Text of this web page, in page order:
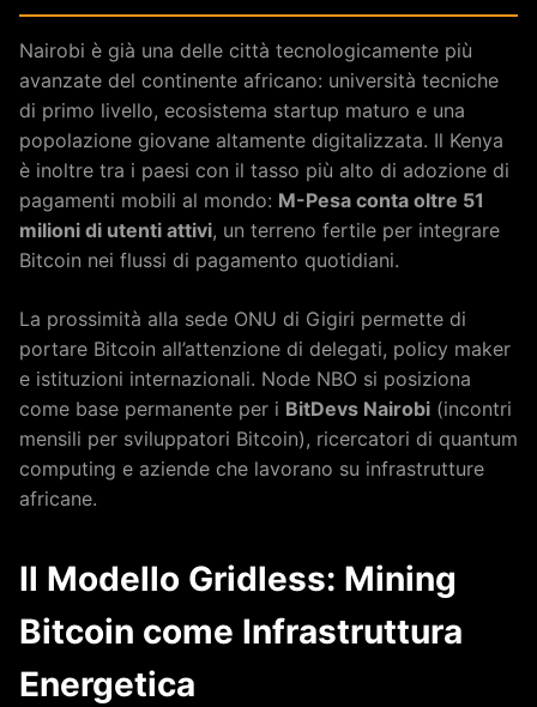
Nairobi è già una delle città tecnologicamente più
avanzate del continente africano: università tecniche
di primo livello, ecosistema startup maturo e una
popolazione giovane altamente digitalizzata. Il Kenya
è inoltre tra i paesi con il tasso più alto di adozione di
pagamenti mobili al mondo: M-Pesa conta oltre 51
milioni di utenti attivi, un terreno fertile per integrare
Bitcoin nei flussi di pagamento quotidiani.
La prossimità alla sede ONU di Gigiri permette di
portare Bitcoin all’attenzione di delegati, policy maker
e istituzioni internazionali. Node NBO si posiziona
come base permanente per i BitDevs Nairobi (incontri
mensili per sviluppatori Bitcoin), ricercatori di quantum
computing e aziende che lavorano su infrastrutture
africane.
Il Modello Gridless: Mining
Bitcoin come Infrastruttura
Energetica